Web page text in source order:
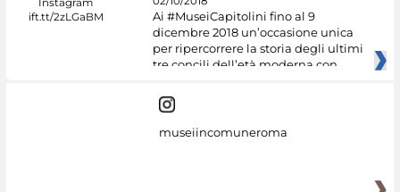
Ai #MuseiCapitolini fino al 9
dicembre 2018 un’occasione unica
per ripercorrere la storia degli ultimi
tre concili dell’età moderna con
museiincomuneroma